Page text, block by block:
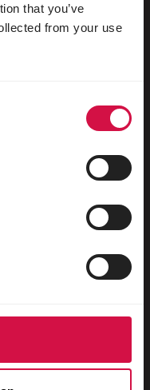
that you’ve
from your use